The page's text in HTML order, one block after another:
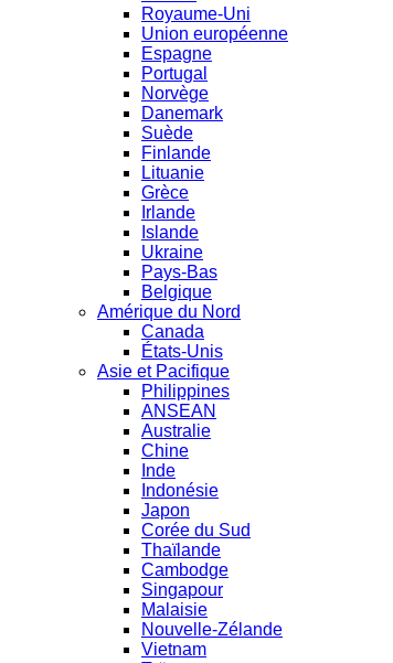
Royaume-Uni
Union européenne
Espagne
Portugal
Norvège
Danemark
Suède
Finlande
Lituanie
Grèce
Irlande
Islande
Ukraine
Pays-Bas
Belgique
Amérique du Nord
Canada
États-Unis
Asie et Pacifique
Philippines
ANSEAN
Australie
Chine
Inde
Indonésie
Japon
Corée du Sud
Thaïlande
Cambodge
Singapour
Malaisie
Nouvelle-Zélande
Vietnam